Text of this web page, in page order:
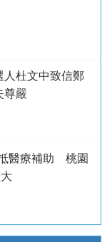
杜文中致信鄭
尊嚴
醫療補助 桃園